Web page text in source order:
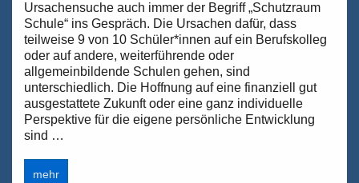
Ursachensuche auch immer der Begriff „Schutzraum
Schule“ ins Gespräch. Die Ursachen dafür, dass
teilweise 9 von 10 Schüler*innen auf ein Berufskolleg
oder auf andere, weiterführende oder
allgemeinbildende Schulen gehen, sind
unterschiedlich. Die Hoffnung auf eine finanziell gut
ausgestattete Zukunft oder eine ganz individuelle
Perspektive für die eigene persönliche Entwicklung
sind …
Was
mehr